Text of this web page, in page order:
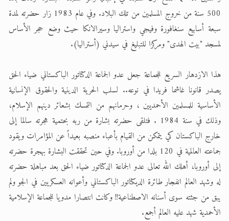
500 سنة من خروج المسلمين من تلك البلاد. وفي عام 1983 زار حضرته لمدة
سبعة أسابيع سنغافورة وفيجي واستراليا وسيرالانكا حيث وضع حجر الأساس
لمسجد "بيت الهدى" ومركزا للتبليغ في سيدني (أستراليا).
هذا الازدهار السريع للجماعة جعل عدو الجماعة الدكتاتور الباكستاني ضياء الحق
يصدر قانونا غاشما فريدا في نوعه.. لسلب الحرية الدينية والحقوق الإنسانية
الأساسية للمسلمين الأحمديين ، وحرمانهم من التمسك بشعائر دينهم الإسلام،
وذلك في سنة 1984 . فتلقى حضرته بشارة من ربه بحتمية هجرته سالما إلى
خارج الباكستان كي يتمكن من القيام بأعباء منصبه بعيداً عن المؤامرات ويقود
جماعته العالمية في 120 بلدا من أوروبا. وفي حين تحققت البشارة بهجرة حضرته
إلى أوروبا، أهلك الله تعالى عدو الجماعة الدكتاتور ضياء الحق بعد مباهلة حضرته
له وشهد العالم انفجار طائرة الديكتاتور الباكستاني وأعوانه العسكريين في الجو ولم
يبق من جثته سوى أسنانه الاصطناعية!! وكانت انتصارا مدويا للجماعة الإسلامية
الأحمدية شهد عليه العالم أجمع.